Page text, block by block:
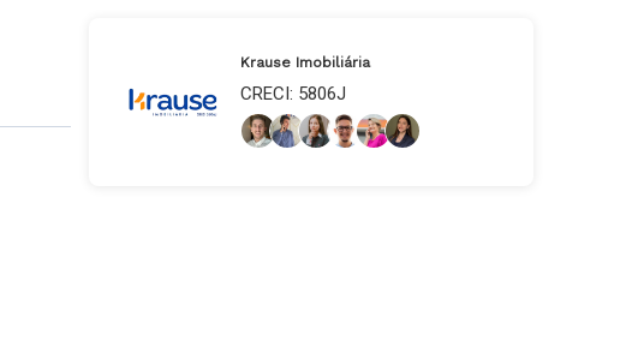
Krause Imobiliária
CRECI: 5806J